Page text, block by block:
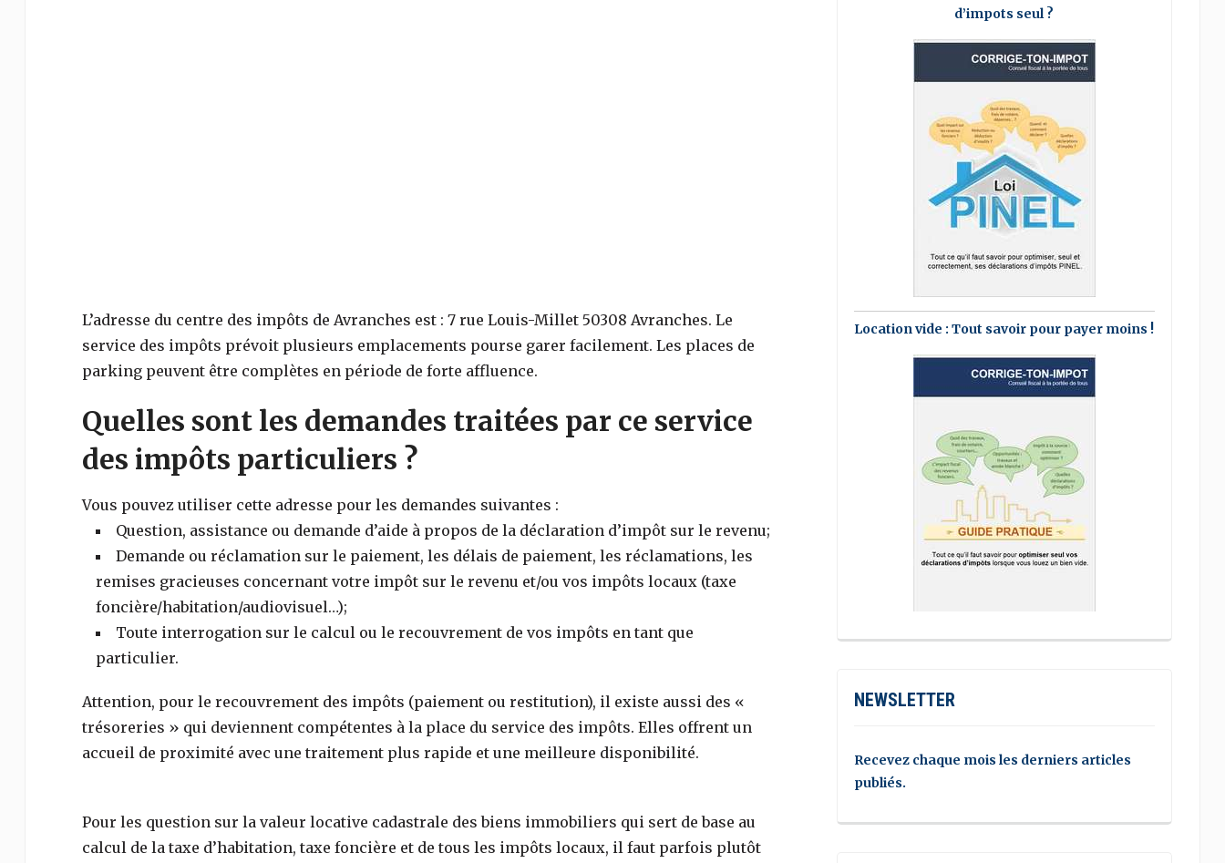
L’adresse du centre des impôts de Avranches est : 7 rue Louis-Millet 50308 Avranches. Le
service des impôts prévoit plusieurs emplacements pourse garer facilement. Les places de
parking peuvent être complètes en période de forte affluence.
Quelles sont les demandes traitées par ce service
des impôts particuliers ?
Vous pouvez utiliser cette adresse pour les demandes suivantes :
Question, assistance ou demande d’aide à propos de la déclaration d’impôt sur le revenu;
Demande ou réclamation sur le paiement, les délais de paiement, les réclamations, les
remises gracieuses concernant votre impôt sur le revenu et/ou vos impôts locaux (taxe
foncière/habitation/audiovisuel…);
Toute interrogation sur le calcul ou le recouvrement de vos impôts en tant que
particulier.
Attention, pour le recouvrement des impôts (paiement ou restitution), il existe aussi des «
trésoreries » qui deviennent compétentes à la place du service des impôts. Elles offrent un
accueil de proximité avec une traitement plus rapide et une meilleure disponibilité.
Pour les question sur la valeur locative cadastrale des biens immobiliers qui sert de base au
calcul de la taxe d’habitation, taxe foncière et de tous les impôts locaux, il faut parfois plutôt
d’impots seul ?
Location vide : Tout savoir pour payer moins !
NEWSLETTER
Recevez chaque mois les derniers articles
publiés.